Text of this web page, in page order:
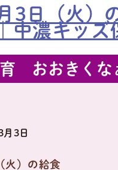
おおきくな
月3日
火）の給食